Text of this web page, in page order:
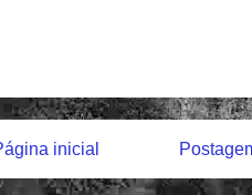
inicial